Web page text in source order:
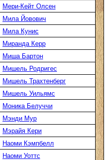
Мери-Кейт Олсен
Мила Йовович
Мила Кунис
Миранда Керр
Миша Бартон
Мишель Родригес
Мишель Трахтенберг
Мишель Уильямс
Моника Белуччи
Мэнди Мур
Мэрайя Кери
Наоми Кэмпбелл
Наоми Уоттс